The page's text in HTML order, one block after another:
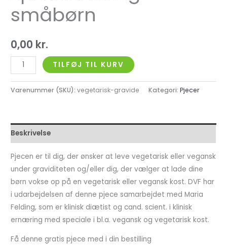
småbørn
0,00 kr.
TILFØJ TIL KURV
Varenummer (SKU):vegetarisk-gravide Kategori:Pjecer
Beskrivelse
Pjecen er til dig, der ønsker at leve vegetarisk eller vegansk
under graviditeten og/eller dig, der vælger at lade dine
børn vokse op på en vegetarisk eller vegansk kost. DVF har
i udarbejdelsen af denne pjece samarbejdet med Maria
Felding, som er klinisk diætist og cand. scient. i klinisk
ernæring med speciale i bl.a. vegansk og vegetarisk kost.
Få denne gratis pjece med i din bestilling